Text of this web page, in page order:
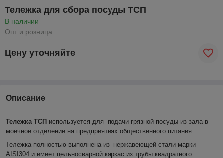
Тележка для сбора посуды ТСП
В наличии
Опт и розница
Цену уточняйте
Описание
Тележка ТСП используется для подачи грязной посуды из зала в
моечное отделение на предприятиях общественного питания.
Тележка полностью выполнена из нержавеющей стали марки
AISI304 и имеет цельносварной каркас из трубы квадратного